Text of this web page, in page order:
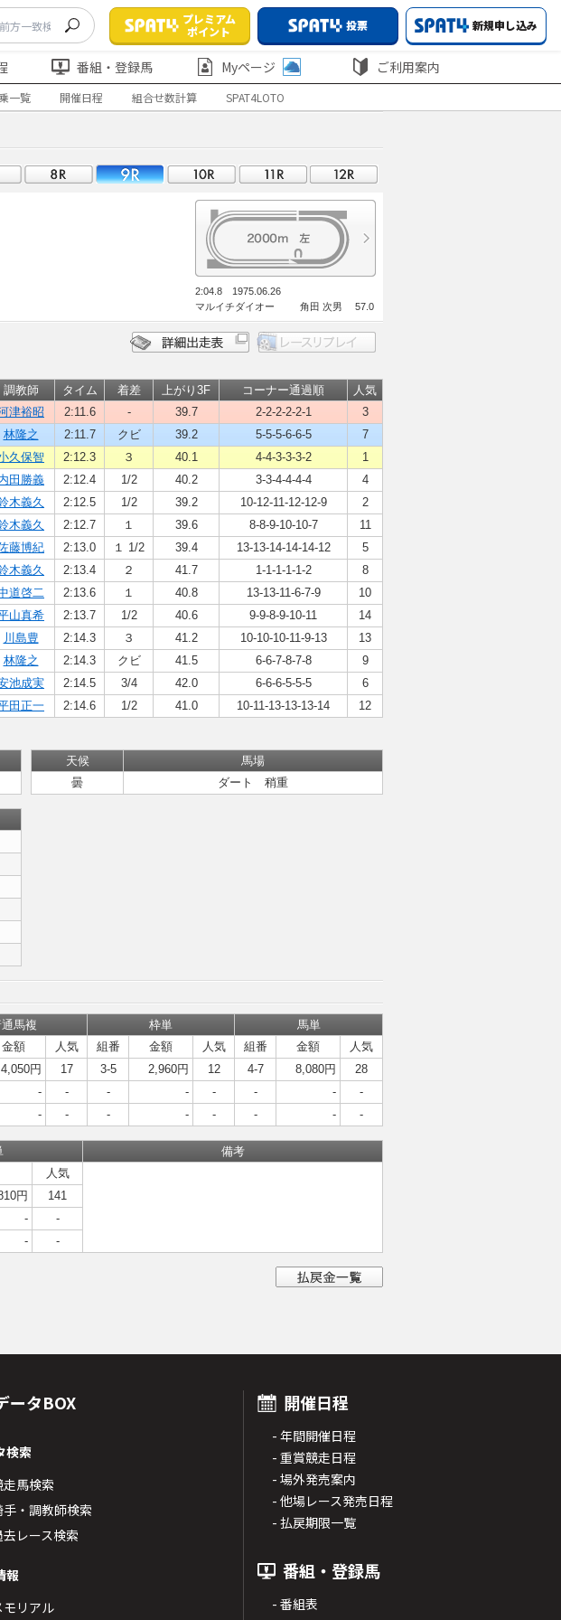
プレミアム
ポイント
投票 新規申し込み
番組・登録馬 Myページ ご利用案内
一覧 開催日程 組合せ数計算 SPAT4LOTO
2:04.8 1975.06.26
マルイチダイオー 角田 次男 57.0
調教師 タイム 着差 上がり3F コーナー通過順
人気
津裕昭 2:11.6 - 39.7 2-2-2-2-2-1
3
林隆之 2:11.7 クビ 39.2 5-5-5-6-6-5
7
久保智 2:12.3 ３ 40.1 4-4-3-3-3-2
1
田勝義 2:12.4 1/2 40.2 3-3-4-4-4-4
4
木義久 2:12.5 1/2 39.2 10-12-11-12-12-9
2
木義久 2:12.7 １ 39.6 8-8-9-10-10-7
11
藤博紀 2:13.0 １ 1/2 39.4 13-13-14-14-14-12
5
木義久 2:13.4 ２ 41.7 1-1-1-1-1-2
8
道啓二 2:13.6 １ 40.8 13-13-11-6-7-9
10
山真希 2:13.7 1/2 40.6 9-9-8-9-10-11
14
川島豊 2:14.3 ３ 41.2 10-10-10-11-9-13
13
林隆之 2:14.3 クビ 41.5 6-6-7-8-7-8
9
池成実 2:14.5 3/4 42.0 6-6-6-5-5-5
6
田正一 2:14.6 1/2 41.0 10-11-13-13-13-14 12
天候
馬場
曇
ダート 稍重
馬複 枠単
馬単
金額 人気 組番 金額 人気 組番 金額
人気
4,050円 17 3-5 2,960円 12 4-7 8,080円
28
- - - - - - -
-
- - - - - - - -
備考
人気
円
141
-
-
- -
ータBOX
検索
走馬検索
手・調教師検索
去レース検索
報
モリアル
開催日程
- 年間開催日程
- 重賞競走日程
- 場外発売案内
- 他場レース発売日程
- 払戻期限一覧
番組・登録馬
- 番組表